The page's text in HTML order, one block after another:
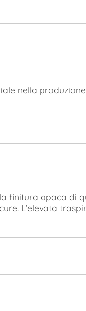
nella
finitura opaca di
L’elevata